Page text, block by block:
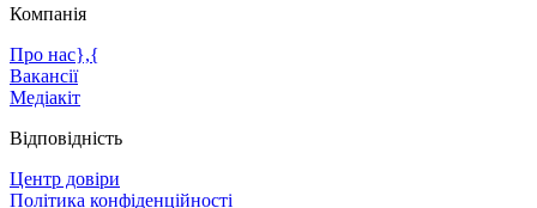
Компанія
Про нас},{
Вакансії
Медіакіт
Відповідність
Центр довіри
Політика конфіденційності